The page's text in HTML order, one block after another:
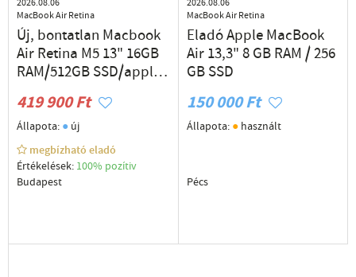
2026.08.06
MacBook Air Retina
Új, bontatlan Macbook
Air Retina M5 13" 16GB
RAM/512GB SSD/apple
billentyűzet
419 900 Ft
Állapota: ● új
megbízható eladó
Értékelések: 100% pozítiv
Budapest
2026.08.06
MacBook Air Retina
Eladó Apple MacBook
Air 13,3" 8 GB RAM / 256
GB SSD
150 000 Ft
Állapota: ●használt
Pécs